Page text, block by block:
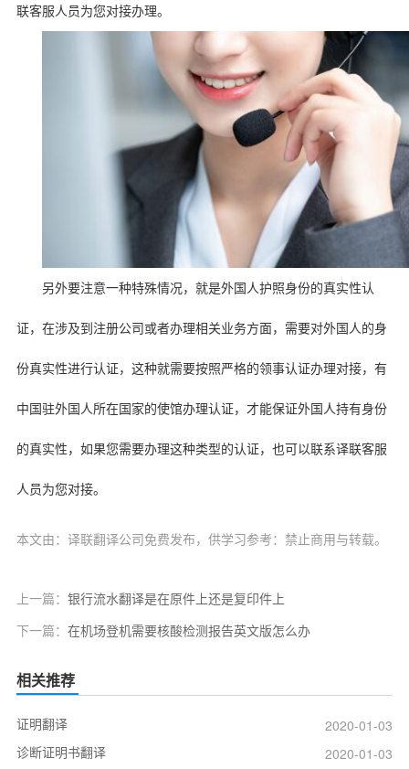
联客服人员为您对接办理。
另外要注意一种特殊情况，就是外国人护照身份的真实性认
证，在涉及到注册公司或者办理相关业务方面，需要对外国人的身
份真实性进行认证，这种就需要按照严格的领事认证办理对接，有
中国驻外国人所在国家的使馆办理认证，才能保证外国人持有身份
的真实性，如果您需要办理这种类型的认证，也可以联系译联客服
人员为您对接。
本文由：译联翻译公司免费发布，供学习参考：禁止商用与转载。
上一篇： 银行流水翻译是在原件上还是复印件上
下一篇： 在机场登机需要核酸检测报告英文版怎么办
相关推荐
证明翻译
2020-01-03
诊断证明书翻译
2020-01-03